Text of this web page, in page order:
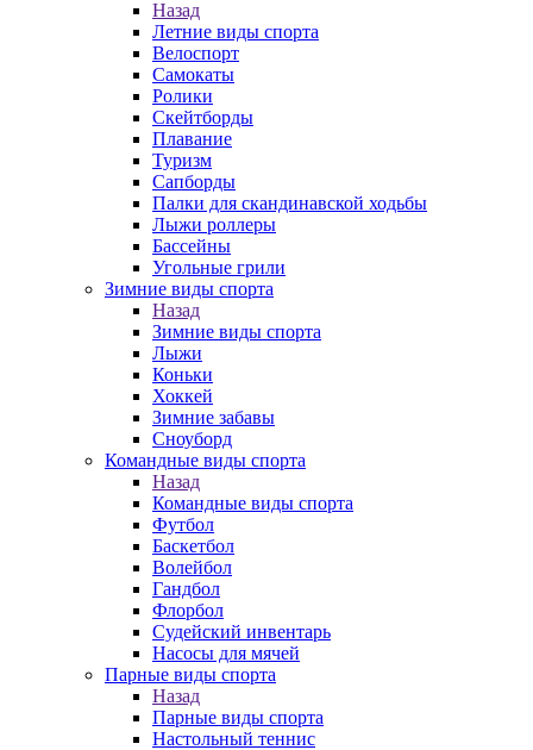
Назад
Летние виды спорта
Велоспорт
Самокаты
Ролики
Скейтборды
Плавание
Туризм
Сапборды
Палки для скандинавской ходьбы
Лыжи роллеры
Бассейны
Угольные грили
Зимние виды спорта
Назад
Зимние виды спорта
Лыжи
Коньки
Хоккей
Зимние забавы
Сноуборд
Командные виды спорта
Назад
Командные виды спорта
Футбол
Баскетбол
Волейбол
Гандбол
Флорбол
Судейский инвентарь
Насосы для мячей
Парные виды спорта
Назад
Парные виды спорта
Настольный теннис